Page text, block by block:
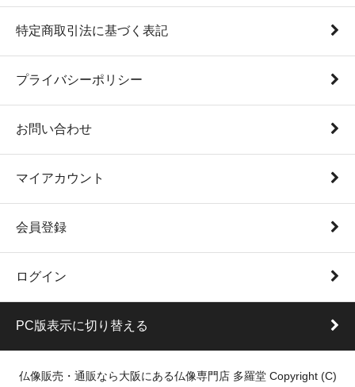
特定商取引法に基づく表記
プライバシーポリシー
お問い合わせ
マイアカウント
会員登録
ログイン
PC版表示に切り替える
仏像販売・通販なら大阪にある仏像専門店 多羅堂 Copyright (C)